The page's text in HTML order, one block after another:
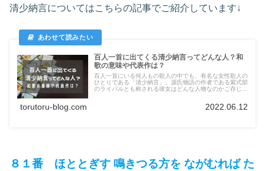
清少納言についてはこちらの記事でご紹介しています↓
百人一首に出てくる清少納言ってどんな人？和
歌の意味や代表作は？
百人一首にいる何人もの歌人の中でも、有名な女性歌人の
ひとりである「清少納言」。源氏物語の作者である紫式部
のライバルとも称される彼女はどんな人物なのかご存じで
torutoru-blog.com 2022.06.12
８１番 ほととぎす 鳴きつる方を ながむれば た